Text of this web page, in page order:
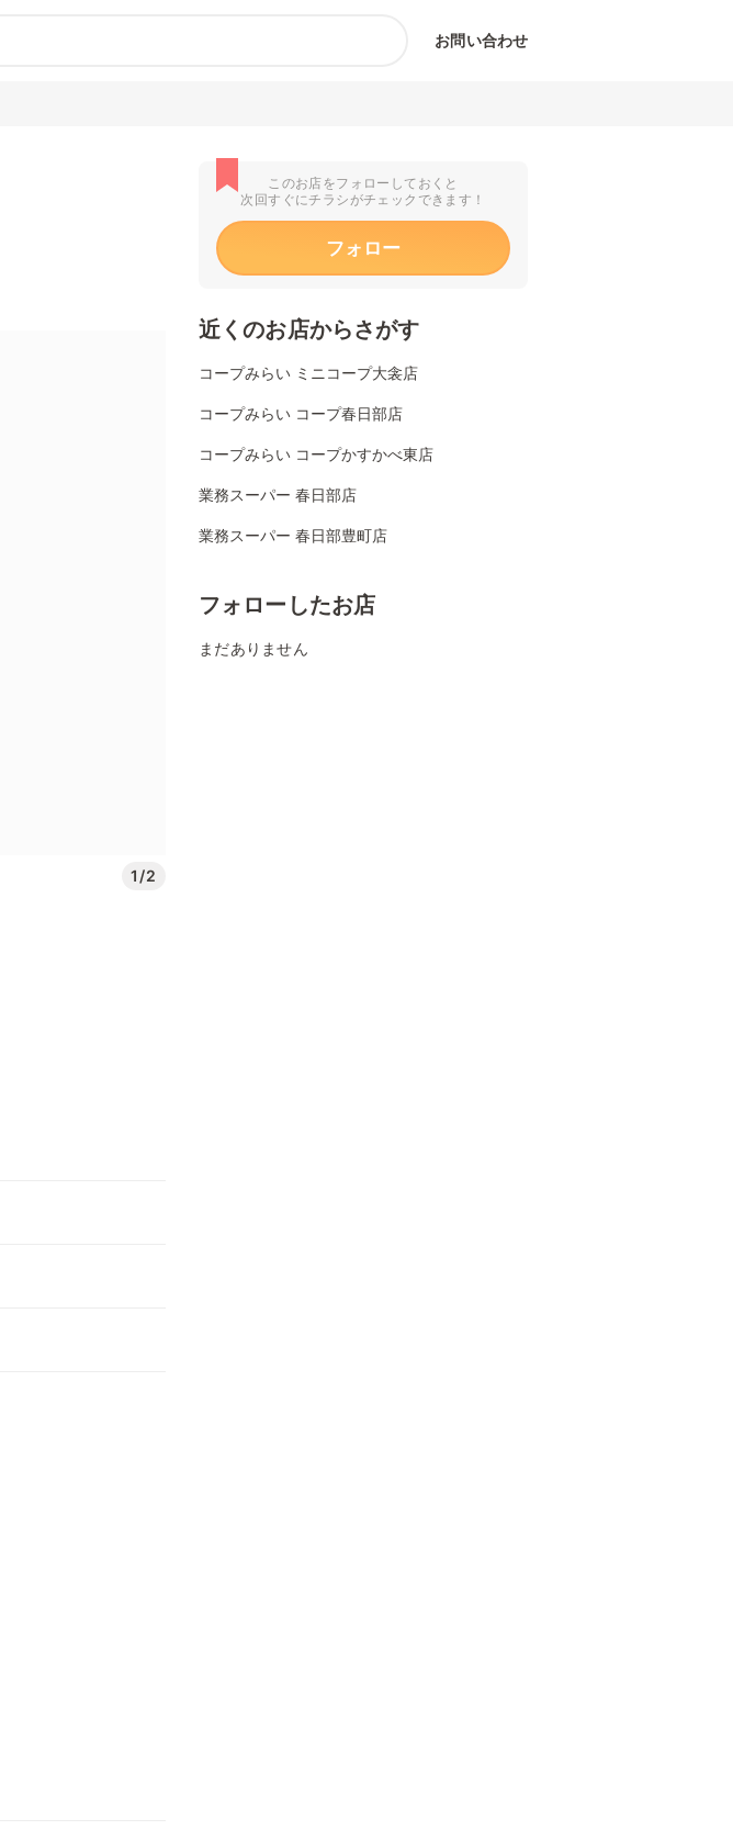
お問い合わせ
1/2
このお店をフォローしておくと
次回すぐにチラシがチェックできます！
フォロー
近くのお店からさがす
コープみらい ミニコープ大衾店
コープみらい コープ春日部店
コープみらい コープかすかべ東店
業務スーパー 春日部店
業務スーパー 春日部豊町店
フォローしたお店
まだありません